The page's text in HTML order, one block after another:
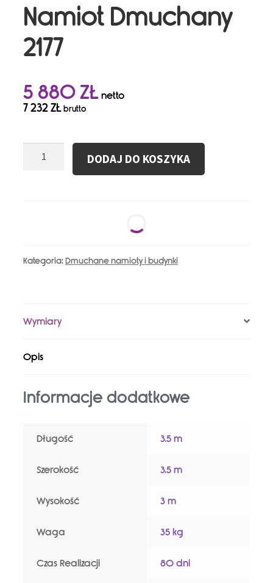
Namiot Dmuchany
2177
5 880ZŁnetto
7 232ZŁbrutto
DODAJ DO KOSZYKA
Kategoria:Dmuchane namioty i budynki
Wymiary
Opis
Informacje dodatkowe
Długość 3.5 m
Szerokość 3.5 m
Wysokość 3 m
Waga 35 kg
Czas Realizacji 80 dni